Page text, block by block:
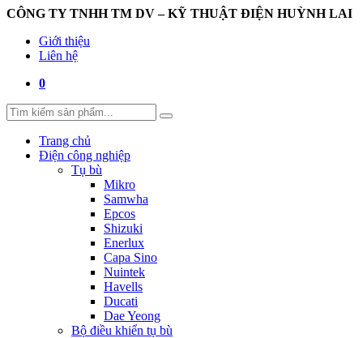
CÔNG TY TNHH TM DV – KỸ THUẬT ĐIỆN HUỲNH LAI
Giới thiệu
Liên hệ
0
Trang chủ
Điện công nghiệp
Tụ bù
Mikro
Samwha
Epcos
Shizuki
Enerlux
Capa Sino
Nuintek
Havells
Ducati
Dae Yeong
Bộ điều khiển tụ bù